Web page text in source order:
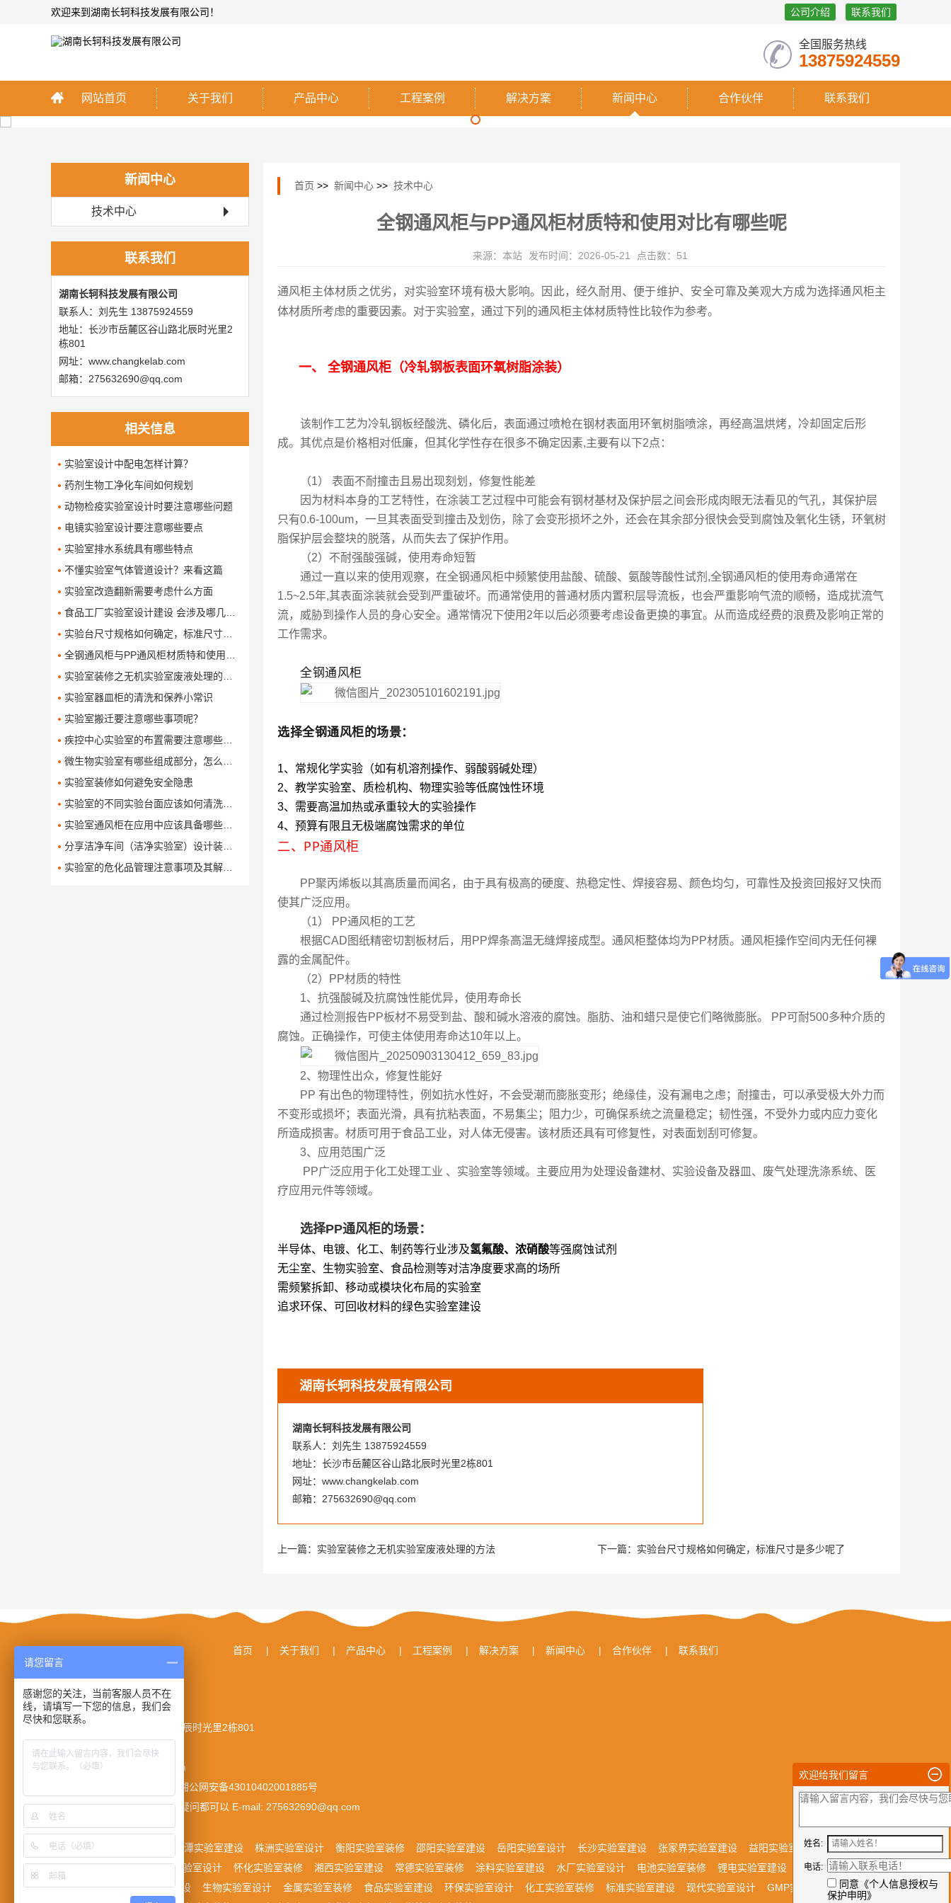
欢迎来到湖南长轲科技发展有限公司！ 公司介绍 联系我们
全国服务热线
13875924559
网站首页 关于我们 产品中心 工程案例 解决方案 新闻中心 合作伙伴 联系我们
新闻中心
技术中心
联系我们
湖南长轲科技发展有限公司
联系人：刘先生 13875924559
地址：长沙市岳麓区谷山路北辰时光里2
栋801
网址：www.changkelab.com
邮箱：275632690@qq.com
相关信息
实验室设计中配电怎样计算？
药剂生物工净化车间如何规划
动物检疫实验室设计时要注意哪些问题
电镜实验室设计要注意哪些要点
实验室排水系统具有哪些特点
不懂实验室气体管道设计？来看这篇
实验室改造翻新需要考虑什么方面
食品工厂实验室设计建设 会涉及哪几个要求
​实验台尺寸规格如何确定，标准尺寸是多少呢了
全钢通风柜与PP通风柜材质特和使用对比有哪些呢
实验室装修之无机实验室废液处理的方法
实验室器皿柜的清洗和保养小常识
实验室搬迁要注意哪些事项呢？
疾控中心实验室的布置需要注意哪些问题
微生物实验室有哪些组成部分，怎么设计和布局这些组成部分
实验室装修如何避免安全隐患
实验室的不同实验台面应该如何清洗保养
实验室通风柜在应用中应该具备哪些功能
分享洁净车间（洁净实验室）设计装修方案
实验室的危化品管理注意事项及其解决办法
首页 >> 新闻中心 >> 技术中心
全钢通风柜与PP通风柜材质特和使用对比有哪些呢
来源：本站 发布时间：2026-05-21 点击数：51
通风柜主体材质之优劣，对实验室环境有极大影响。因此，经久耐用、便于维护、安全可靠及美观大方成为选择通风柜主
体材质所考虑的重要因素。对于实验室，通过下列的通风柜主体材质特性比较作为参考。
一、 全钢通风柜（冷轧钢板表面环氧树脂涂装）
该制作工艺为冷轧钢板经酸洗、磷化后，表面通过喷枪在钢材表面用环氧树脂喷涂，再经高温烘烤，冷却固定后形
成。其优点是价格相对低廉，但其化学性存在很多不确定因素,主要有以下2点：
（1） 表面不耐撞击且易出现刻划，修复性能差
因为材料本身的工艺特性，在涂装工艺过程中可能会有钢材基材及保护层之间会形成肉眼无法看见的气孔，其保护层
只有0.6-100um，一旦其表面受到撞击及划伤，除了会变形损坏之外，还会在其余部分很快会受到腐蚀及氧化生锈，环氧树
脂保护层会整块的脱落，从而失去了保护作用。
（2）不耐强酸强碱，使用寿命短暂
通过一直以来的使用观察，在全钢通风柜中频繁使用盐酸、硫酸、氨酸等酸性试剂,全钢通风柜的使用寿命通常在
1.5~2.5年,其表面涂装就会受到严重破坏。而通常使用的普通材质内置积层导流板，也会严重影响气流的顺畅，造成扰流气
流，威胁到操作人员的身心安全。通常情况下使用2年以后必须要考虑设备更换的事宜。从而造成经费的浪费及影响正常的
工作需求。
全钢通风柜
选择全钢通风柜的场景‌：
1、常规化学实验（如有机溶剂操作、弱酸弱碱处理）
2、教学实验室、质检机构、物理实验等低腐蚀性环境
3、需要高温加热或承重较大的实验操作
4、预算有限且无极端腐蚀需求的单位
二、PP通风柜
PP聚丙烯板以其高质量而闻名，由于具有极高的硬度、热稳定性、焊接容易、颜色均匀，可靠性及投资回报好又快而
使其广泛应用。
（1） PP通风柜的工艺
根据CAD图纸精密切割板材后，用PP焊条高温无缝焊接成型。通风柜整体均为PP材质。通风柜操作空间内无任何裸
露的金属配件。
（2）PP材质的特性
1、抗强酸碱及抗腐蚀性能优异，使用寿命长
通过检测报告PP板材不易受到盐、酸和碱水溶液的腐蚀。脂肪、油和蜡只是使它们略微膨胀。 PP可耐500多种介质的
腐蚀。正确操作，可使主体使用寿命达10年以上。
2、物理性出众，修复性能好
PP 有出色的物理特性，例如抗水性好，不会受潮而膨胀变形；绝缘佳，没有漏电之虑；耐撞击，可以承受极大外力而
不变形或损坏；表面光滑，具有抗粘表面，不易集尘；阻力少，可确保系统之流量稳定；韧性强，不受外力或内应力变化
所造成损害。材质可用于食品工业，对人体无侵害。该材质还具有可修复性，对表面划刮可修复。
3、应用范围广泛
PP广泛应用于化工处理工业 、实验室等领域。主要应用为处理设备建材、实验设备及器皿、废气处理洗涤系统、医
疗应用元件等领域。
选择PP通风柜的场景‌：
半导体、电镀、化工、制药等行业涉及‌氢氟酸、浓硝酸‌等强腐蚀试剂
无尘室、生物实验室、食品检测等对洁净度要求高的场所
需频繁拆卸、移动或模块化布局的实验室
追求环保、可回收材料的绿色实验室建设
湖南长轲科技发展有限公司
湖南长轲科技发展有限公司
联系人：刘先生 13875924559
地址：长沙市岳麓区谷山路北辰时光里2栋801
网址：www.changkelab.com
邮箱：275632690@qq.com
上一篇： 实验室装修之无机实验室废液处理的方法 下一篇： ​实验台尺寸规格如何确定，标准尺寸是多少呢了
首页 | 关于我们 | 产品中心 | 工程案例 | 解决方案 | 新闻中心 | 合作伙伴 | 联系我们
© 湖南长轲科技发展有限公司
地址： 长沙市岳麓区谷山路北辰时光里2栋801
电话： 13875924559
E-mail： 275632690@qq.com
湘公网安备43010402001885号
您对我们的网站有任何意见或疑问都可以 E-mail: 275632690@qq.com
友情链接： 湘潭实验室建设 株洲实验室设计 衡阳实验室装修 邵阳实验室建设 岳阳实验室设计 长沙实验室建设 张家界实验室建设 益阳实验室设计
娄底实验室装
修
郴州实验室建设 永州实验室设计 怀化实验室装修 湘西实验室建设 常德实验室装修 涂料实验室建设 水厂实验室设计 电池实验室装修 锂电实验室建设 药企实验室设计
制药
厂实验室装修
矿冶实验室建设 生物实验室设计 金属实验室装修 食品实验室建设 环保实验室设计 化工实验室装修 标准实验室建设 现代实验室设计 GMP实验室装修
医药实验室
欢迎给我们留言
姓名:
电话:
同意《个人信息授权与
保护申明》
请您留言
感谢您的关注，当前客服人员不在
线，请填写一下您的信息，我们会
尽快和您联系。